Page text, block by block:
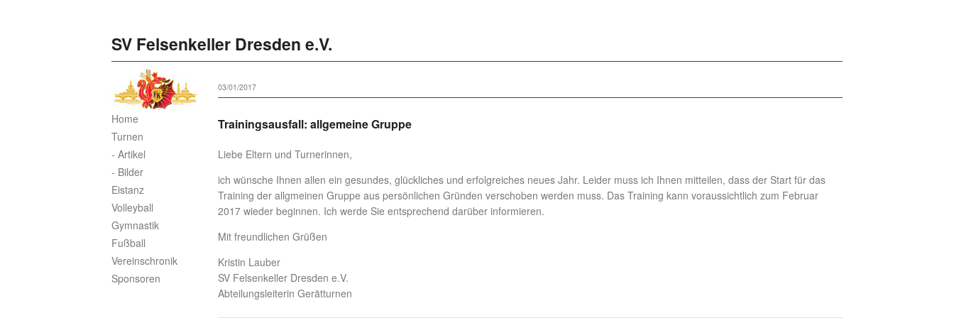
SV Felsenkeller Dresden e.V.
Home
Turnen
- Artikel
- Bilder
Eistanz
Volleyball
Gymnastik
Fußball
Vereinschronik
Sponsoren
03/01/2017
Trainingsausfall: allgemeine Gruppe
Liebe Eltern und Turnerinnen,
ich wünsche Ihnen allen ein gesundes, glückliches und erfolgreiches neues Jahr. Leider muss ich Ihnen mitteilen, dass der Start für das
Training der allgmeinen Gruppe aus persönlichen Gründen verschoben werden muss. Das Training kann voraussichtlich zum Februar
2017 wieder beginnen. Ich werde Sie entsprechend darüber informieren.
Mit freundlichen Grüßen
Kristin Lauber
SV Felsenkeller Dresden e.V.
Abteilungsleiterin Gerätturnen